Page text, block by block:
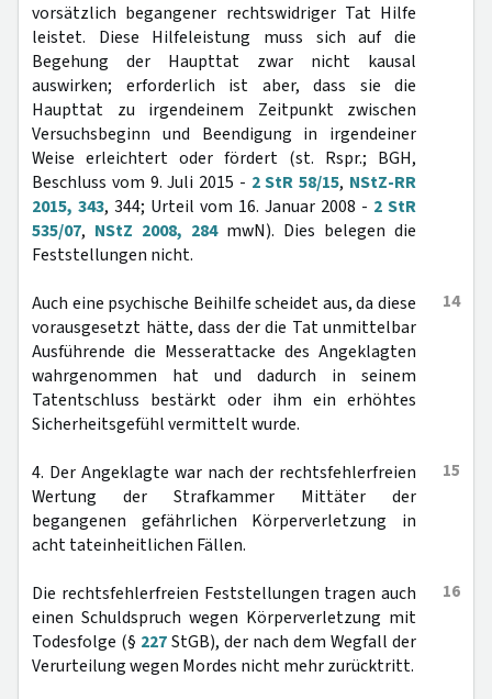
vorsätzlich begangener rechtswidriger Tat Hilfe
leistet. Diese Hilfeleistung muss sich auf die
Begehung der Haupttat zwar nicht kausal
auswirken; erforderlich ist aber, dass sie die
Haupttat zu irgendeinem Zeitpunkt zwischen
Versuchsbeginn und Beendigung in irgendeiner
Weise erleichtert oder fördert (st. Rspr.; BGH,
Beschluss vom 9. Juli 2015 - 2 StR 58/15, NStZ-RR
2015, 343, 344; Urteil vom 16. Januar 2008 - 2 StR
535/07, NStZ 2008, 284mwN). Dies belegen die
Feststellungen nicht.
14
Auch eine psychische Beihilfe scheidet aus, da diese
vorausgesetzt hätte, dass der die Tat unmittelbar
Ausführende die Messerattacke des Angeklagten
wahrgenommen hat und dadurch in seinem
Tatentschluss bestärkt oder ihm ein erhöhtes
Sicherheitsgefühl vermittelt wurde.
15
4. Der Angeklagte war nach der rechtsfehlerfreien
Wertung der Strafkammer Mittäter der
begangenen gefährlichen Körperverletzung in
acht tateinheitlichen Fällen.
16
Die rechtsfehlerfreien Feststellungen tragen auch
einen Schuldspruch wegen Körperverletzung mit
Todesfolge (§ 227StGB), der nach dem Wegfall der
Verurteilung wegen Mordes nicht mehr zurücktritt.